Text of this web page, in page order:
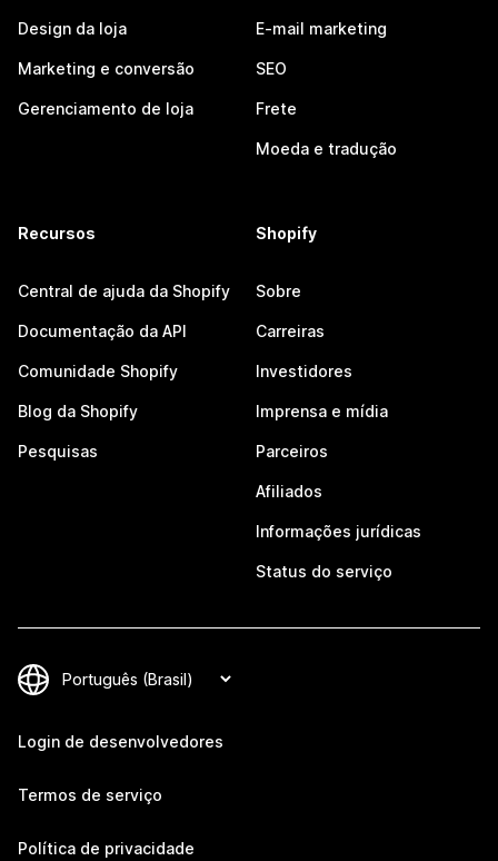
Design da loja
Marketing e conversão
Gerenciamento de loja
E-mail marketing
SEO
Frete
Moeda e tradução
Recursos
Central de ajuda da Shopify
Documentação da API
Comunidade Shopify
Blog da Shopify
Pesquisas
Shopify
Sobre
Carreiras
Investidores
Imprensa e mídia
Parceiros
Afiliados
Informações jurídicas
Status do serviço
Login de desenvolvedores
Termos de serviço
Política de privacidade